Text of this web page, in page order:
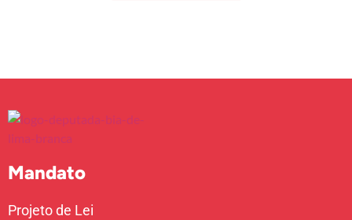
Mandato
Projeto de Lei